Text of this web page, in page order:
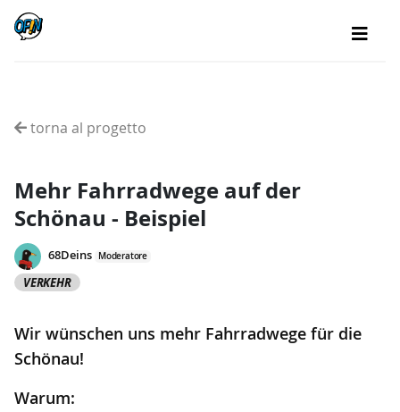
torna al progetto
Mehr Fahrradwege auf der
Schönau - Beispiel
68Deins Moderatore
VERKEHR
Wir wünschen uns mehr Fahrradwege für die
Schönau!
Warum: